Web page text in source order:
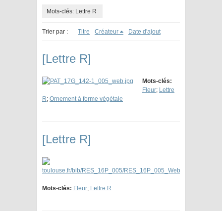
Mots-clés: Lettre R
Trier par : Titre Créateur Date d'ajout
[Lettre R]
Mots-clés:
Fleur; Lettre
R; Ornement à forme végétale
[Lettre R]
Mots-clés: Fleur; Lettre R